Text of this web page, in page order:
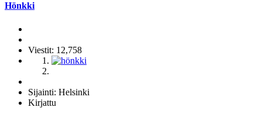
Hönkki
Viestit: 12,758
Sijainti: Helsinki
Kirjattu